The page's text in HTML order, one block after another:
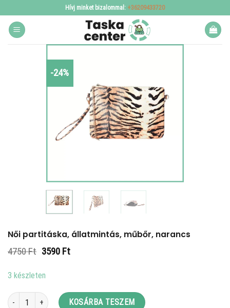
to
content
Hívj minket bizalommal: +36209433720
-24%
Női partitáska, állatmintás, műbőr, narancs
4750Ft Original
4750 Ft.
3590 FtCurrent
3 készleten
Női partitáska, állatmintás, műbőr, narancs mennyiség
KOSÁRBA TESZEM